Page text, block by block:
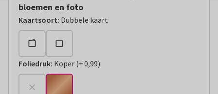
bloemen en foto
Kaartsoort: Dubbele kaart
Foliedruk: Koper (
+€ 0,99
+0,99)